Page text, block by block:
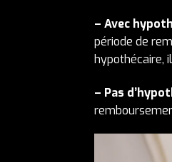
– Avec
période de
hypothécaire,
– Pas